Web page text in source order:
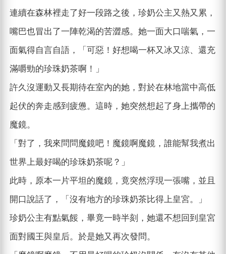
連續在森林裡走了好一段路之後，珍奶公主又熱又累，
嘴巴也冒出了一陣乾渴的苦澀感。她一面大口喘氣，一
面氣得自言自語，「可惡！好想喝一杯又冰又涼、還充
滿嚼勁的珍珠奶茶啊！」
許久沒運動又長期待在室內的她，對於在林地當中高低
起伏的奔走感到疲憊。這時，她突然想起了身上攜帶的
魔鏡。
「對了，我來問問魔鏡吧！魔鏡啊魔鏡，誰能幫我煮出
世界上最好喝的珍珠奶茶呢？」
此時，原本一片平坦的魔鏡，竟突然浮現一張嘴，並且
開口說話了，「沒有地方的珍珠奶茶比得上皇宮。」
珍奶公主有點氣餒，畢竟一時半刻，她還不想回到皇宮
面對國王與皇后。於是她又再次發問。